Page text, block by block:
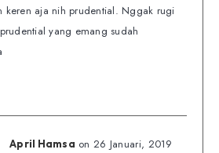
keren aja nih prudential. Nggak rugi
yang emang sudah
April Hamsa on 26 Januari, 2019